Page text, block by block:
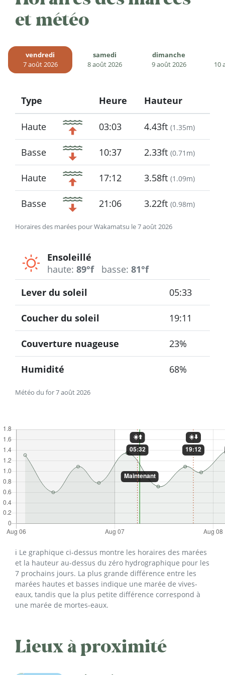
et météo
vendredi
7 août 2026
samedi
8 août 2026
dimanche
9 août 2026
10
Horaires des marées pour Wakamatsu le 7 août 2026
Type
Icon
Heure Hauteur
Haute 03:03 4.43ft (1.35m)
Basse 10:37 2.33ft (0.71m)
Haute 17:12 3.58ft (1.09m)
Basse 21:06 3.22ft (0.98m)
Ensoleillé
haute: 89°f basse: 81°f
Météo du for 7 août 2026
Lever du soleil 05:33
Coucher du soleil 19:11
Couverture nuageuse 23%
Humidité 68%
ℹ️ Le graphique ci-dessus montre les horaires des marées
et la hauteur au-dessus du zéro hydrographique pour les
7 prochains jours. La plus grande différence entre les
marées hautes et basses indique une marée de vives-
eaux, tandis que la plus petite différence correspond à
une marée de mortes-eaux.
Lieux à proximité